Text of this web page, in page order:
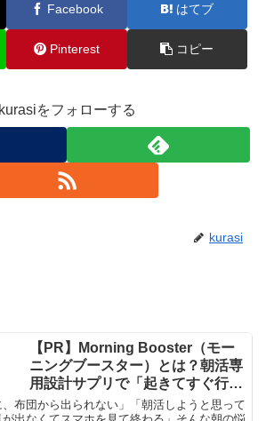
Facebook はてブ
Pinterest コピー
kurasiをフォローする
kurasi
【PR】Morning Booster（モー
ニングブースター）とは？朝活専
用設計サプリで「起きてすぐ行動
できる朝」をつくる方法を徹底解
、布団から出られない」「朝活しようと思って